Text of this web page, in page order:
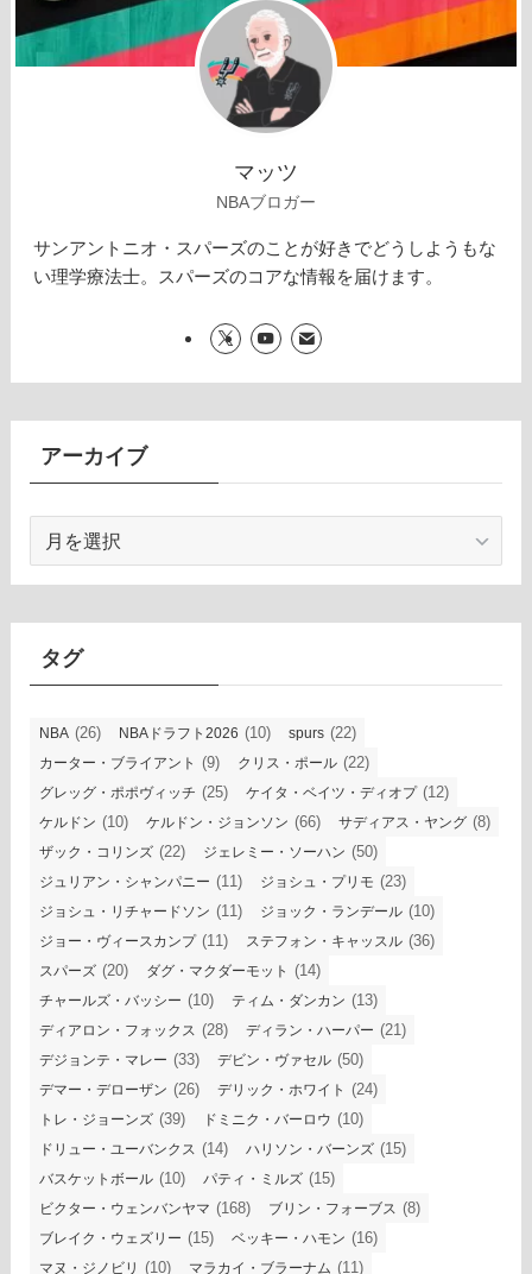
マッツ
NBAブロガー
サンアントニオ・スパーズのことが好きでどうしようもな
い理学療法士。スパーズのコアな情報を届けます。
アーカイブ
カ
イ
タグ
NBA (26) NBAドラフト2026 (10) spurs (22)
カーター・ブライアント (9) クリス・ポール (22)
グレッグ・ポポヴィッチ (25) ケイタ・ベイツ・ディオプ(12)
ケルドン (10) ケルドン・ジョンソン (66) サディアス・ヤング (8)
ザック・コリンズ (22) ジェレミー・ソーハン (50)
ジュリアン・シャンパニー (11) ジョシュ・プリモ (23)
ジョシュ・リチャードソン (11) ジョック・ランデール (10)
ジョー・ヴィースカンプ(11) ステフォン・キャッスル (36)
スパーズ (20) ダグ・マクダーモット (14)
チャールズ・バッシー (10) ティム・ダンカン (13)
ディアロン・フォックス (28) ディラン・ハーパー (21)
デジョンテ・マレー (33) デビン・ヴァセル (50)
デマー・デローザン (26) デリック・ホワイト (24)
トレ・ジョーンズ (39) ドミニク・バーロウ (10)
ドリュー・ユーバンクス (14) ハリソン・バーンズ (15)
バスケットボール (10) パティ・ミルズ (15)
ビクター・ウェンバンヤマ (168) ブリン・フォーブス (8)
ブレイク・ウェズリー (15) ベッキー・ハモン (16)
マヌ・ジノビリ (10) マラカイ・ブラーナム (11)